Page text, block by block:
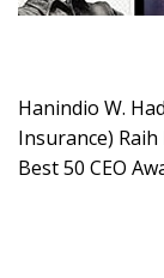
Hanindio W.
Insurance)
Best 50 CEO